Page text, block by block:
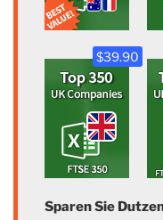
$39.90
Sparen Sie